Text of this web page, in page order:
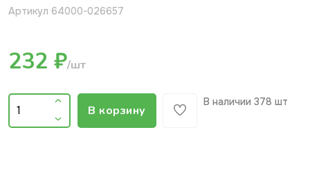
Артикул 64000-026657
232 ₽/шт
В корзину
В наличии 378 шт